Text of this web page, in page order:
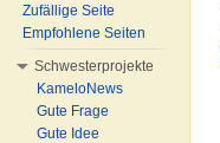
Zufällige Seite
Empfohlene Seiten
Schwesterprojekte
KameloNews
Gute Frage
Gute Idee